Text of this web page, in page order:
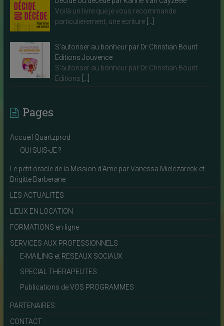
Voilà un livre que je vous recommande
particulièrement, une écriture
S’autoriser au bonheur par Dr Christian Bourit
Editions Jouvence
S’autoriser au bonheur par Dr Christian Bourit
Editions
Pages
Accueil Quartzprod
QUI SUIS-JE ?
Le petit oracle de la Mission d’Ame par Vanessa Mielczareck et
Brigitte Barberane
LES ACTUALITÉS
LIEUX EN LOCATION
FORMATIONS en ligne
SERVICES AUX PROFESSIONNELS
E-MAILING et RESEAUX SOCIAUX
SPECIAL THERAPEUTES
Publications de VOS PROGRAMMES
PARTENAIRES
CONTACT